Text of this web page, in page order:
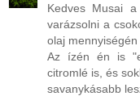
Kedves Musai
varázsolni a
olaj mennyiségén
Az ízén én is
citromlé is, és
savanykásabb